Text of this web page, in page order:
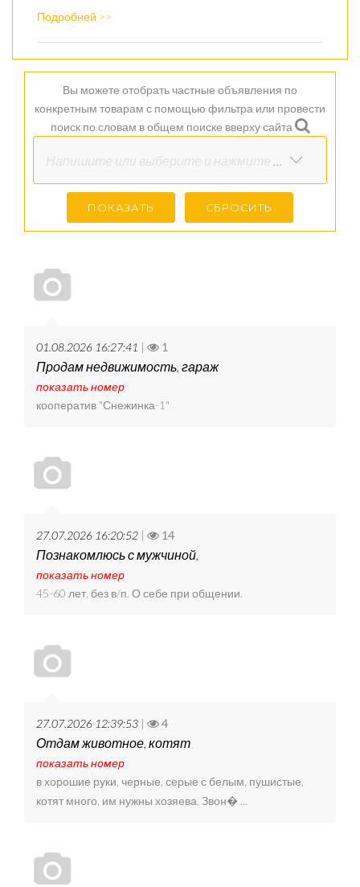
Подробней >>
Вы можете отобрать частные объявления по
конкретным товарам с помощью фильтра или провести
поиск по словам в общем поиске вверху сайта
Напишите или выберите и нажмите Показать
01.08.2026 16:27:41 | 1
Продам недвижимость, гараж
показать номер
кооператив "Снежинка-1"
27.07.2026 16:20:52 | 14
Познакомлюсь с мужчиной,
показать номер
45-60 лет, без в/п. О себе при общении.
27.07.2026 12:39:53 | 4
Отдам животное, котят
показать номер
в хорошие руки, черные, серые с белым, пушистые,
котят много, им нужны хозяева. Звон� ...